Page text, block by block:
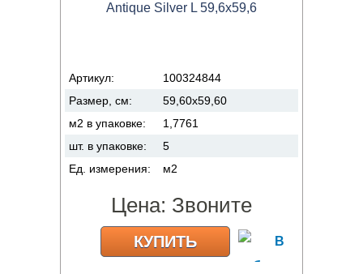
Antique Silver L 59,6x59,6
Артикул:
100324844
Размер, см:
59,60x59,60
м2 в упаковке:
1,7761
шт. в упаковке:
5
Ед. измерения:
м2
Цена: Звоните
КУПИТЬ